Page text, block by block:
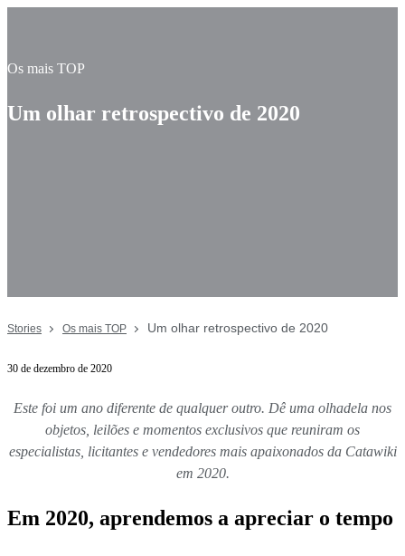
Os mais TOP
Um olhar retrospectivo de 2020
Stories Os mais TOP Um olhar retrospectivo de 2020
30 de dezembro de 2020
Este foi um ano diferente de qualquer outro. Dê uma olhadela nos
objetos, leilões e momentos exclusivos que reuniram os
especialistas, licitantes e vendedores mais apaixonados da Catawiki
em 2020.
Em 2020, aprendemos a apreciar o tempo